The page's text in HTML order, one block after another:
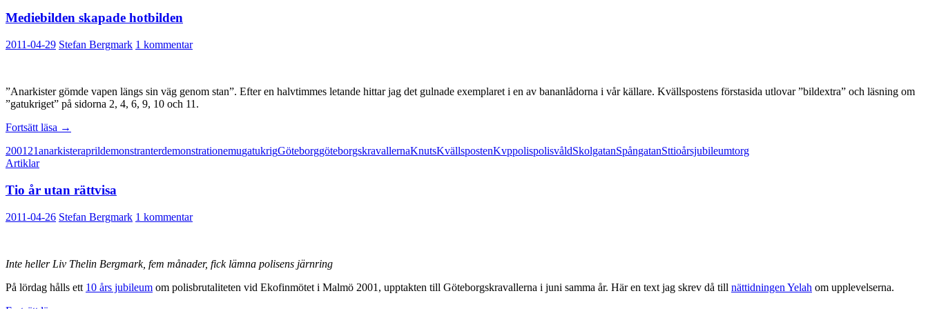
Mediebilden skapade hotbilden
2011-04-29 Stefan Bergmark 1 kommentar
”Anarkister gömde vapen längs sin väg genom stan”. Efter en halvtimmes letande hittar jag det gulnade exemplaret i en av bananlådorna i vår källare. Kvällspostens förstasida utlovar ”bildextra” och läsning om
”gatukriget” på sidorna 2, 4, 6, 9, 10 och 11.
Fortsätt läsa Mediebilden
hotbilden
→
2001 21anarkisteraprildemonstranterdemonstrationemugatukrigGöteborggöteborgskravallernaKnutsKvällspostenKvppolispolisvåldSkolgatanSpångatanSttioårsjubileumtorg
Artiklar
Tio år utan rättvisa
2011-04-26 Stefan Bergmark 1 kommentar
Inte heller Liv Thelin Bergmark, fem månader, fick lämna polisens järnring
På lördag hålls ett 10 års jubileum om polisbrutaliteten vid Ekofinmötet i Malmö 2001, upptakten till Göteborgskravallerna i juni samma år. Här en text jag skrev då till nättidningen Yelah om upplevelserna.